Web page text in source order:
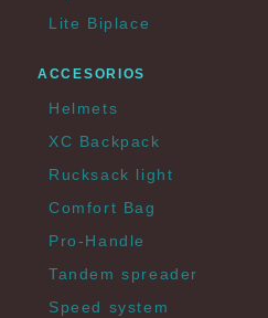
Lite Biplace
ACCESORIOS
Helmets
XC Backpack
Rucksack light
Comfort Bag
Pro-Handle
Tandem spreader
Speed system